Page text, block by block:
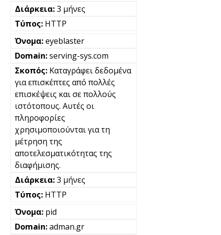
3 μήνες
HTTP
eyeblaster
serving-sys.com
Καταγράφει δεδομένα
για επισκέπτες από πολλές
επισκέψεις και σε πολλούς
ιστότοπους. Αυτές οι
πληροφορίες
χρησιμοποιούνται για τη
μέτρηση της
αποτελεσματικότητας της
διαφήμισης.
3 μήνες
HTTP
pid
adman.gr